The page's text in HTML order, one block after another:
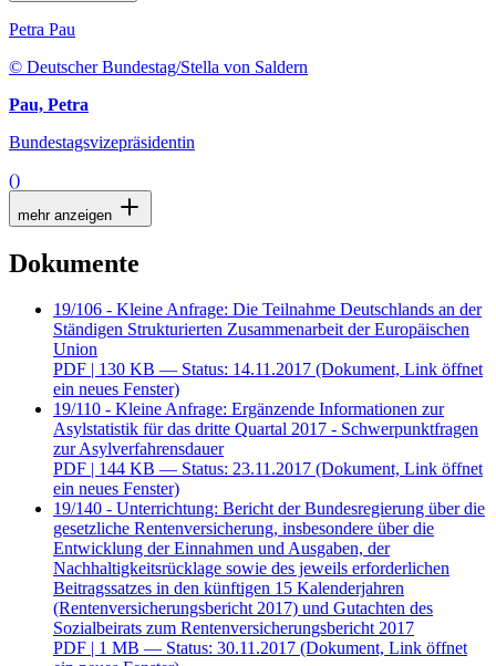
Petra Pau
© Deutscher Bundestag/Stella von Saldern
Pau, Petra
Bundestagsvizepräsidentin
()
mehr anzeigen
Dokumente
19/106 - Kleine Anfrage: Die Teilnahme Deutschlands an der
Ständigen Strukturierten Zusammenarbeit der Europäischen
Union
PDF | 130 KB — Status: 14.11.2017 (Dokument, Link öffnet
ein neues Fenster)
19/110 - Kleine Anfrage: Ergänzende Informationen zur
Asylstatistik für das dritte Quartal 2017 - Schwerpunktfragen
zur Asylverfahrensdauer
PDF | 144 KB — Status: 23.11.2017 (Dokument, Link öffnet
ein neues Fenster)
19/140 - Unterrichtung: Bericht der Bundesregierung über die
gesetzliche Rentenversicherung, insbesondere über die
Entwicklung der Einnahmen und Ausgaben, der
Nachhaltigkeitsrücklage sowie des jeweils erforderlichen
Beitragssatzes in den künftigen 15 Kalenderjahren
(Rentenversicherungsbericht 2017) und Gutachten des
Sozialbeirats zum Rentenversicherungsbericht 2017
PDF | 1 MB — Status: 30.11.2017 (Dokument, Link öffnet